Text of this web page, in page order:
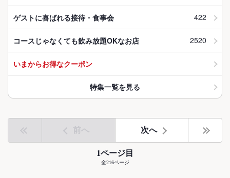
ゲストに喜ばれる接待・食事会 422
コースじゃなくても飲み放題OKなお店 2520
いまからお得なクーポン
特集一覧を見る
前へ 次へ
1ページ目
全216ページ